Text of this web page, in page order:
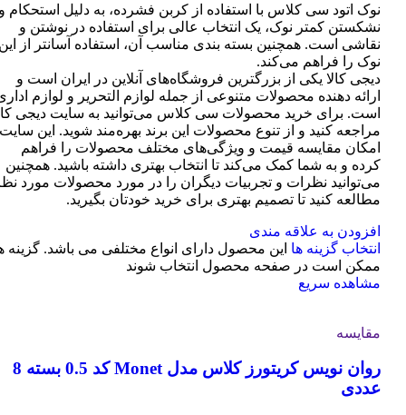
نوک اتود سی کلاس با استفاده از کربن فشرده، به دلیل استحکام
نشکستن کمتر نوک، یک انتخاب عالی برای استفاده در نوشتن و
نقاشی است. همچنین بسته بندی مناسب آن، استفاده آسانتر از
نوک را فراهم می‌کند.
دیجی کالا یکی از بزرگترین فروشگاه‌های آنلاین در ایران است و
ارائه دهنده محصولات متنوعی از جمله لوازم التحریر و لوازم
است. برای خرید محصولات سی کلاس می‌توانید به سایت دیجی
مراجعه کنید و از تنوع محصولات این برند بهره‌مند شوید. این سایت
امکان مقایسه قیمت و ویژگی‌های مختلف محصولات را فراهم
کرده و به شما کمک می‌کند تا انتخاب بهتری داشته باشید. همچنین
می‌توانید نظرات و تجربیات دیگران را در مورد محصولات مورد
مطالعه کنید تا تصمیم بهتری برای خرید خودتان بگیرید.
افزودن به علاقه مندی
انتخاب گزینه ها این محصول دارای انواع مختلفی می باشد. گزینه
ممکن است در صفحه محصول انتخاب شوند
مشاهده سریع
مقایسه
روان نویس کریتورز کلاس مدل Monet کد 0.5 بسته 8
عددی